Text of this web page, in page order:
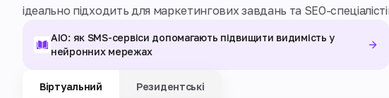
ідеально підходить для маркетингових завдань та SEO-
AIO: як SMS-сервіси допомагають підвищити видимість у
нейронних мережах
Віртуальний Резидентські